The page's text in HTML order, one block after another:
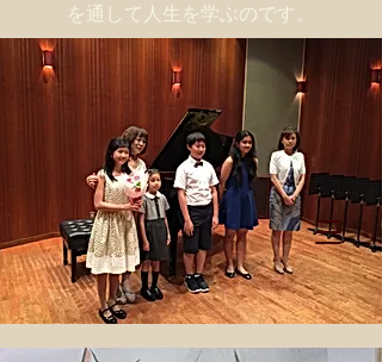
を通して人生を学ぶのです。